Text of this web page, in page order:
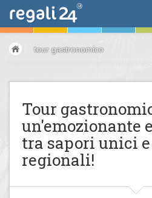
tour gastronomico
Tour
un'emozionante
tra sapori unici
regionali!